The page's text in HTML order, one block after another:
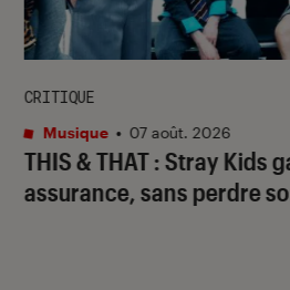
THIS & THAT: Stray Kids
assurance, sans perdre
CRITIQUE
Musique • 07 août. 2026